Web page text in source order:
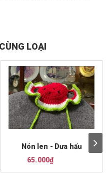
LOẠI
Nón len - Dưa hấu
65.000₫